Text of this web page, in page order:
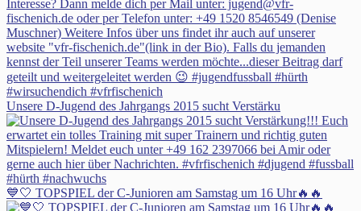
Unsere D-Jugend des Jahrgangs 2015 sucht Verstärku
💙🤍 TOPSPIEL der C-Junioren am Samstag um 16 Uhr🔥🔥